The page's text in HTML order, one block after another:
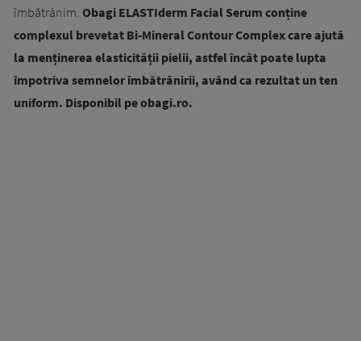
îmbătrânim. Obagi ELASTIderm Facial Serum conține
complexul brevetat Bi-Mineral Contour Complex care ajută
la menținerea elasticității pielii, astfel încât poate lupta
împotriva semnelor îmbătrânirii, având ca rezultat un ten
uniform. Disponibil pe obagi.ro.